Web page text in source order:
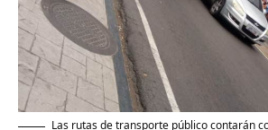
Las rutas de transporte público contarán